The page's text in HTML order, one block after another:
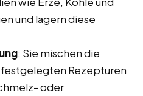
und lagern diese
: Sie mischen die
festgelegten Rezepturen
oder